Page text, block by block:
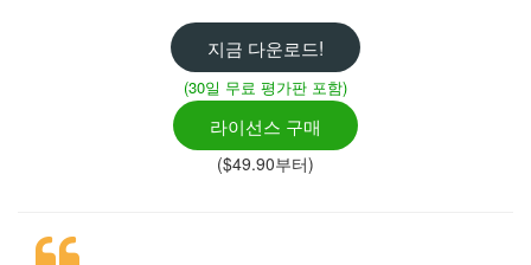
지금 다운로드!
(30일 무료 평가판 포함)
라이선스 구매
($49.90부터)